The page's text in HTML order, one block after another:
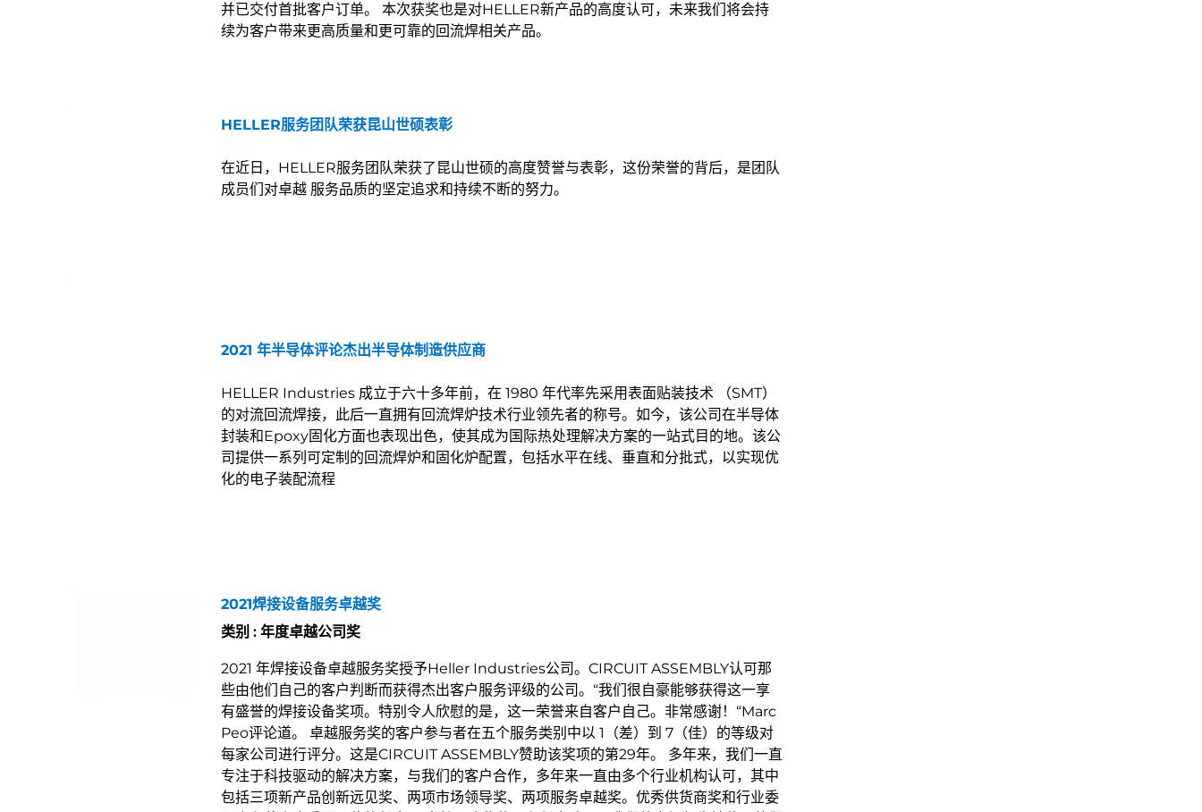
并已交付首批客户订单。 本次获奖也是对HELLER新产品的高度认可，未来我们将会持
续为客户带来更高质量和更可靠的回流焊相关产品。
HELLER服务团队荣获昆山世硕表彰
在近日，HELLER服务团队荣获了昆山世硕的高度赞誉与表彰，这份荣誉的背后，是团队
成员们对卓越 服务品质的坚定追求和持续不断的努力。
2021 年半导体评论杰出半导体制造供应商
HELLER Industries 成立于六十多年前，在 1980 年代率先采用表面贴装技术 （SMT）
的对流回流焊接，此后一直拥有回流焊炉技术行业领先者的称号。如今，该公司在半导体
封装和Epoxy固化方面也表现出色，使其成为国际热处理解决方案的一站式目的地。该公
司提供一系列可定制的回流焊炉和固化炉配置，包括水平在线、垂直和分批式，以实现优
化的电子装配流程
2021焊接设备服务卓越奖
类别 : 年度卓越公司奖
2021 年焊接设备卓越服务奖授予Heller Industries公司。CIRCUIT ASSEMBLY认可那
些由他们自己的客户判断而获得杰出客户服务评级的公司。“我们很自豪能够获得这一享
有盛誉的焊接设备奖项。特别令人欣慰的是，这一荣誉来自客户自己。非常感谢！“Marc
Peo评论道。 卓越服务奖的客户参与者在五个服务类别中以 1（差）到 7（佳）的等级对
每家公司进行评分。这是CIRCUIT ASSEMBLY赞助该奖项的第29年。 多年来，我们一直
专注于科技驱动的解决方案，与我们的客户合作，多年来一直由多个行业机构认可，其中
包括三项新产品创新远见奖、两项市场领导奖、两项服务卓越奖。优秀供货商奖和行业委